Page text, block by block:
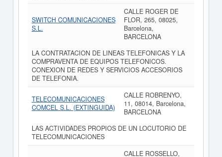
SWITCH COMUNICACIONES
S.L.
CALLE ROGER DE
FLOR, 265, 08025,
Barcelona,
BARCELONA
LA CONTRATACION DE LINEAS TELEFONICAS Y LA
COMPRAVENTA DE EQUIPOS TELEFONICOS.
CONEXION DE REDES Y SERVICIOS ACCESORIOS
DE TELEFONIA.
TELECOMUNICACIONES
COMCEL S.L. (EXTINGUIDA)
CALLE ROBRENYO,
11, 08014, Barcelona,
BARCELONA
LAS ACTIVIDADES PROPIOS DE UN LOCUTORIO DE
TELECOMUNICACIONES
CALLE ROSSELLO,